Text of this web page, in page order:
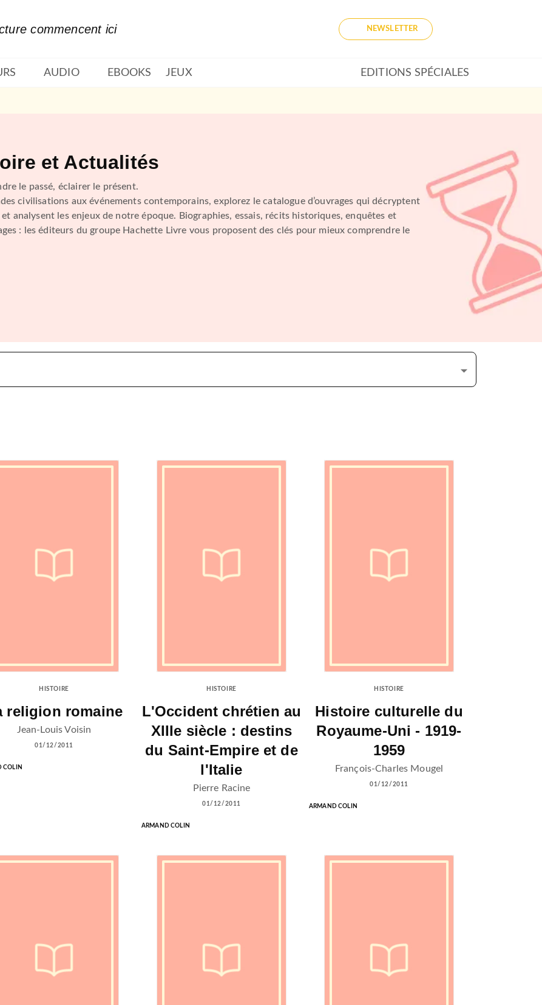
commencent ici NEWSLETTER
AUDIO EBOOKS JEUX EDITIONS SPÉCIALES
et Actualités
le passé, éclairer le présent.
civilisations aux événements contemporains, explorez le catalogue d’ouvrages qui décryptent
et analysent les enjeux de notre époque. Biographies, essais, récits historiques, enquêtes et
: les éditeurs du groupe Hachette Livre vous proposent des clés pour mieux comprendre le
HISTOIRE
religion romaine
Jean-Louis Voisin
01/12/2011
COLIN
HISTOIRE
L'Occident chrétien au
XIIIe siècle : destins
du Saint-Empire et de
l'Italie
Pierre Racine
01/12/2011
ARMAND COLIN
HISTOIRE
Histoire culturelle du
Royaume-Uni - 1919-
1959
François-Charles Mougel
01/12/2011
ARMAND COLIN